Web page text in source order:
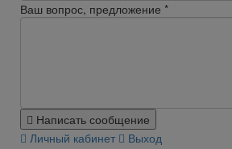
Ваш вопрос, предложение *
Написать сообщение
Личный кабинет
Выход